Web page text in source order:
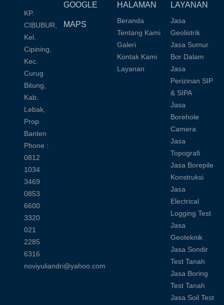
KP.
CIBUBUR,
Kel.
Cipining,
Kec.
Curug
Bitung,
Kab.
Lebak,
Prop.
Banten
Phone :
0812
1034
3469
0853
6600
3320
021
2285
6316
noviyuliandri@yahoo.com
GOOGLE
MAPS
HALAMAN
Beranda
Tentang Kami
Galeri
Kontak Kami
Layanan
LAYANAN
Jasa
Geolistrik
Jasa Sumur
Bor Dalam
Jasa
Perizinan SIP
& SIPA
Jasa
Borehole
Camera
Jasa
Topografi
Jasa Borepile
Konstruksi
Jasa
Electrical
Logging Test
Jasa
Geoteknik
Jasa Sondir
Test Tanah
Jasa Boring
Test Tanah
Jasa Soil Test